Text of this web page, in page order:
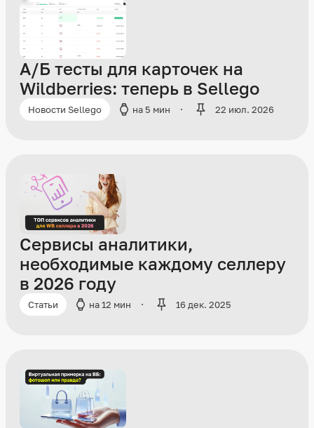
А/Б тесты для карточек на
Wildberries: теперь в Sellego
Новости Sellego на 5 мин 22 июл. 2026
Сервисы аналитики,
необходимые каждому селлеру
в 2026 году
Статьи на 12 мин 16 дек. 2025